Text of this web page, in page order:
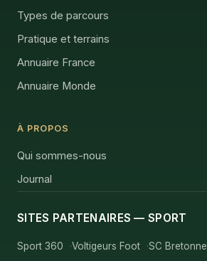
Types de parcours
Pratique et terrains
Annuaire France
Annuaire Monde
À PROPOS
Qui sommes-nous
Journal
SITES PARTENAIRES — SPORT
Sport 360 Voltigeurs Foot
SC Bretonne